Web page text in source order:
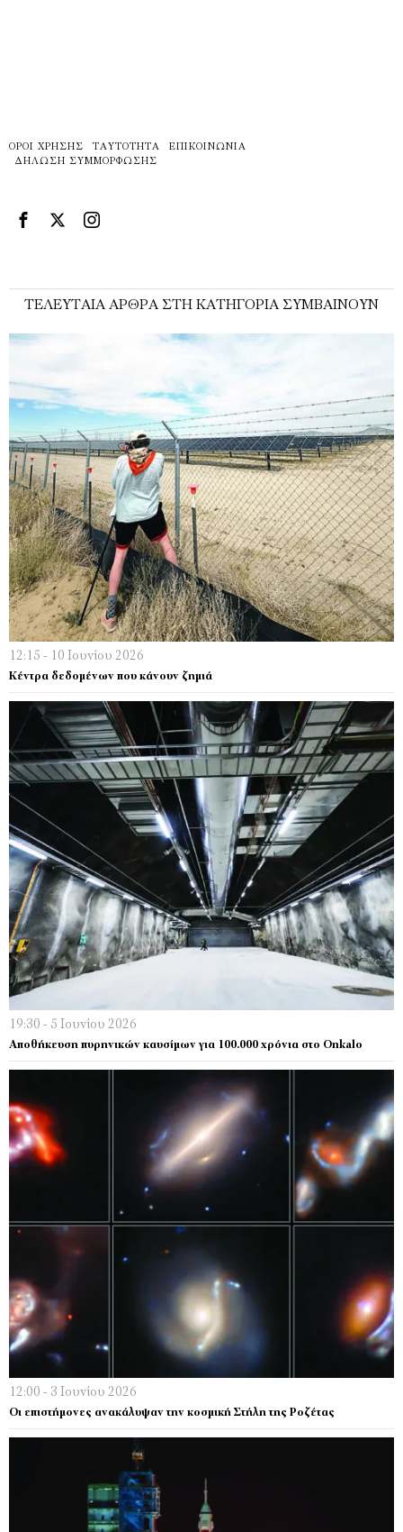
ΌΡΟΙ ΧΡΉΣΗΣ ΤΑΥΤΌΤΗΤΑ
ΕΠΙΚΟΙΝΩΝΊΑ
ΔΉΛΩΣΗ ΣΥΜΜΌΡΦΩΣΗΣ
ΤΕΛΕΥΤΑΊΑ ΆΡΘΡΑ ΣΤΗ ΚΑΤΗΓΟΡΊΑ ΣΥΜΒΑΊΝΟΥΝ
12:15 - 10 Ιουνίου 2026
Κέντρα δεδομένων που κάνουν ζημιά
19:30 - 5 Ιουνίου 2026
Αποθήκευση πυρηνικών καυσίμων για 100.000 χρόνια στο Onkalo
12:00 - 3 Ιουνίου 2026
Οι επιστήμονες ανακάλυψαν την κοσμική Στήλη της Ροζέτας